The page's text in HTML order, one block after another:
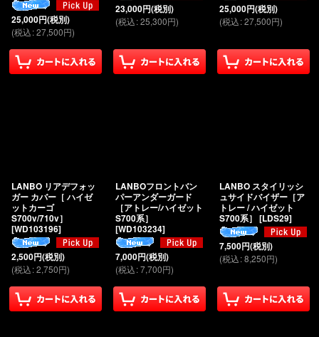
25,000円(税別)
(税込:27,500円)
23,000円(税別)
(税込:25,300円)
25,000円(税別)
(税込:27,500円)
LANBO リアデフォッ
ガー カバー［ ハイゼ
ットカーゴ
S700v/710v］
[WD103196]
2,500円(税別)
(税込:2,750円)
LANBOフロントバン
パーアンダーガード
［アトレー/ハイゼット
S700系］
[WD103234]
7,000円(税別)
(税込:7,700円)
LANBO スタイリッシ
ュサイドバイザー［ア
トレー / ハイゼット
S700系］ [LDS29]
7,500円(税別)
(税込:8,250円)